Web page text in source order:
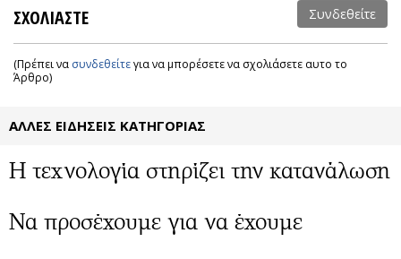
ΣΧΟΛΙΑΣΤΕ Συνδεθείτε
(Πρέπει να συνδεθείτεγια να μπορέσετε να σχολιάσετε αυτο το
Άρθρο)
ΑΛΛΕΣ ΕΙΔΗΣΕΙΣ ΚΑΤΗΓΟΡΙΑΣ
Η τεχνολογία στηρίζει την κατανάλωση
Nα προσέχουμε για να έχουμε